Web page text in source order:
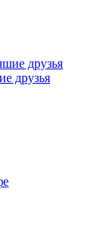
друзья